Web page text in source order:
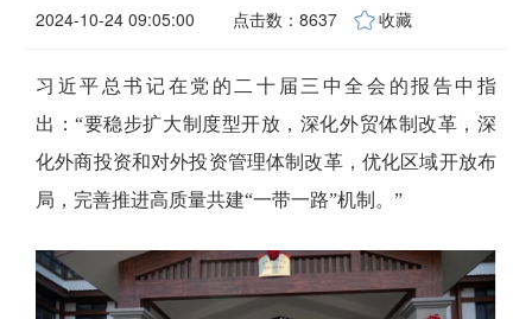
2024-10-24 09:05:00 点击数：8637 收藏
习近平总书记在党的二十届三中全会的报告中指
出：“要稳步扩大制度型开放，深化外贸体制改革，深
化外商投资和对外投资管理体制改革，优化区域开放布
局，完善推进高质量共建“一带一路”机制。”